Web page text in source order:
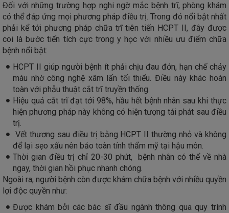
Đối với những trường hợp nghi ngờ mắc bệnh trĩ, phòng khám
có thể đáp ứng mọi phương pháp điều trị. Trong đó nổi bật nhất
phải kể tới phương pháp chữa trĩ tiên tiến HCPT II, đây được
coi là bước tiến tích cực trong y học với nhiều ưu điểm chữa
bệnh nổi bật:
HCPT II giúp người bệnh ít phải chịu đau đớn, hạn chế chảy
máu nhờ công nghệ xâm lấn tối thiểu. Điều này khác hoàn
toàn với phẫu thuật cắt trĩ truyền thống.
Hiệu quả cắt trĩ đạt tới 98%, hầu hết bệnh nhân sau khi thực
hiện phương pháp này không có hiện tượng tái phát sau điều
trị.
Vết thương sau điều trị bằng HCPT II thường nhỏ và không
để lại sẹo xấu nên bảo toàn tính thẩm mỹ tại hậu môn.
Thời gian điều trị chỉ 20-30 phút, bệnh nhân có thể về nhà
ngay, thời gian hồi phục nhanh chóng.
Ngoài ra, người bệnh còn được khám chữa bệnh với nhiều quyền
lợi độc quyền như:
Được khám bởi các bác sĩ đầu ngành thông qua quy trình